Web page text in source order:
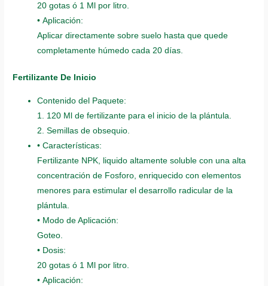
20 gotas ó 1 Ml por litro.
• Aplicación:
Aplicar directamente sobre suelo hasta que quede
completamente húmedo cada 20 días.
Fertilizante De Inicio
Contenido del Paquete:
1. 120 Ml de fertilizante para el inicio de la plántula.
2. Semillas de obsequio.
• Características:
Fertilizante NPK, liquido altamente soluble con una alta
concentración de Fosforo, enriquecido con elementos
menores para estimular el desarrollo radicular de la
plántula.
• Modo de Aplicación:
Goteo.
• Dosis:
20 gotas ó 1 Ml por litro.
• Aplicación: